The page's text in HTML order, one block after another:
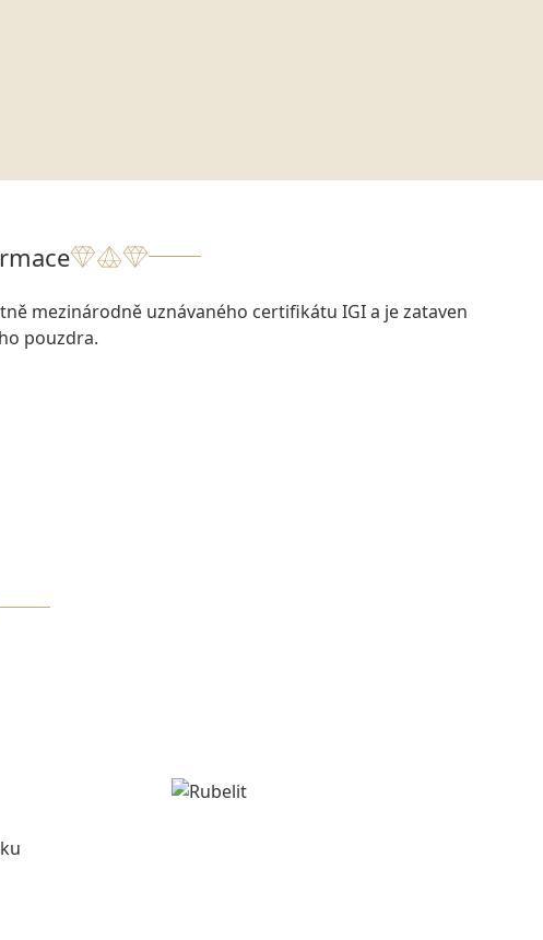
mezinárodně uznávaného certifikátu IGI a je zataven
pouzdra.